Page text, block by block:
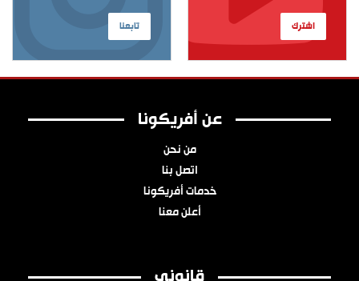
تابعنا اشترك
عن أفريكونا
من نحن
اتصل بنا
خدمات أفريكونا
أعلن معنا